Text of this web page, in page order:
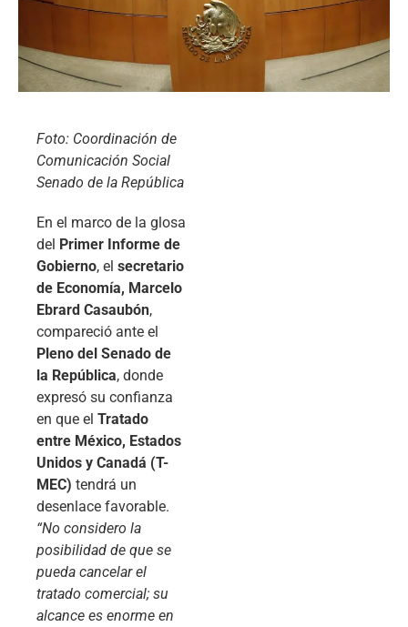
Foto: Coordinación de
Comunicación Social
Senado de la República
En el marco de la glosa
del Primer Informe de
Gobierno, el secretario
de Economía, Marcelo
Ebrard Casaubón,
compareció ante el
Pleno del Senado de
la República, donde
expresó su confianza
en que el Tratado
entre México, Estados
Unidos y Canadá (T-
MEC) tendrá un
desenlace favorable.
“No considero la
posibilidad de que se
pueda cancelar el
tratado comercial; su
alcance es enorme en